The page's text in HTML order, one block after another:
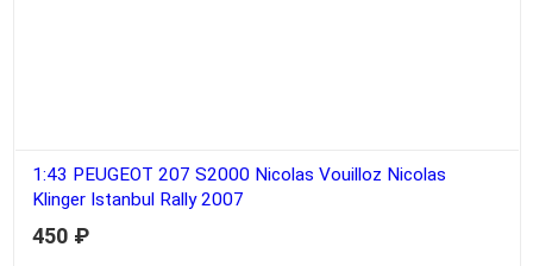
1:43 PEUGEOT 207 S2000 Nicolas Vouilloz Nicolas
Klinger Istanbul Rally 2007
450 ₽